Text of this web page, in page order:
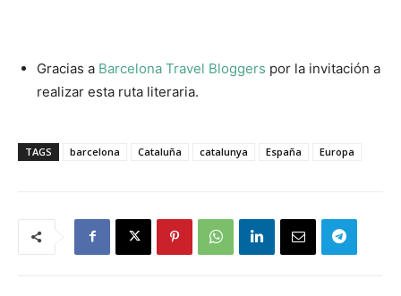
Gracias a Barcelona Travel Bloggers por la invitación a
realizar esta ruta literaria.
TAGS barcelona Cataluña catalunya España Europa